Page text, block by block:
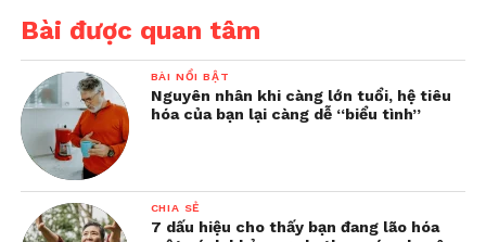
Bài được quan tâm
BÀI NỔI BẬT
Nguyên nhân khi càng lớn tuổi, hệ tiêu
hóa của bạn lại càng dễ “biểu tình”
CHIA SẺ
7 dấu hiệu cho thấy bạn đang lão hóa